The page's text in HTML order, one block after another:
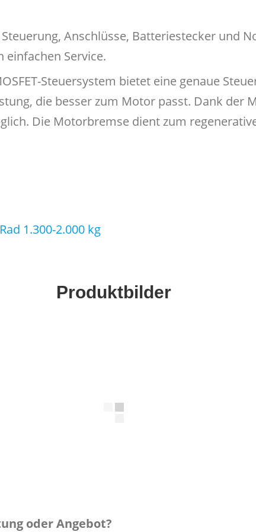
Anschlüsse, Batteriestecker und
einfachen Service.
Steuersystem bietet eine genaue
die besser zum Motor passt. Dank der
Die Motorbremse dient zum
1.300-2.000 kg
Produktbilder
oder Angebot?